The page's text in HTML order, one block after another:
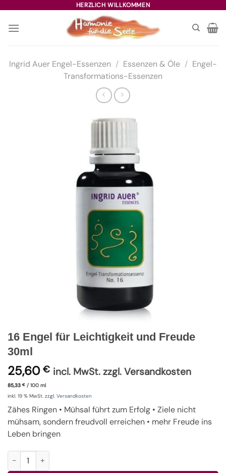
springen
HERZLICH WILLKOMMEN
Ingrid Auer Engel-Essenzen / Essenzen & Öle / Engel-
Transformations-Essenzen
16 Engel für Leichtigkeit und Freude
30ml
25,60 € incl. MwSt. zzgl. Versandkosten
85,33 € / 100 ml
inkl. 19 % MwSt. zzgl. Versandkosten
Zähes Ringen • Mühsal führt zum Erfolg • Ziele nicht
mühsam, sondern freudvoll erreichen • mehr Freude ins
Leben bringen
16 Engel für Leichtigkeit und Freude 30ml Menge